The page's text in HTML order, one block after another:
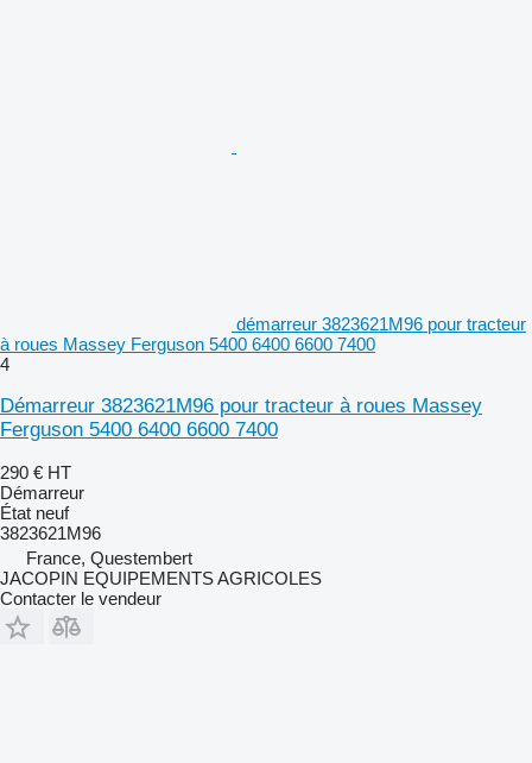
démarreur 3823621M96 pour tracteur
à roues Massey Ferguson 5400 6400 6600 7400
4
Démarreur 3823621M96 pour tracteur à roues Massey
Ferguson 5400 6400 6600 7400
290 € HT
Démarreur
État neuf
3823621M96
France, Questembert
JACOPIN EQUIPEMENTS AGRICOLES
Contacter le vendeur